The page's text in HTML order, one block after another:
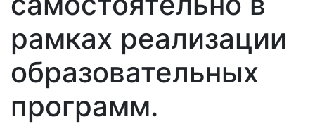
рамках реализации
образовательных
программ.